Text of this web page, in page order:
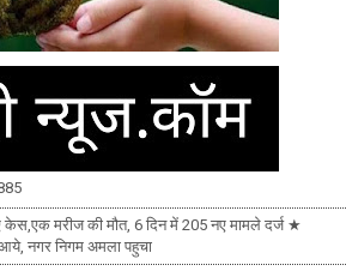
केस,एक मरीज की मौत, 6 दिन में 205 नए मामले दर्ज ★
नगर निगम अमला पहुचा